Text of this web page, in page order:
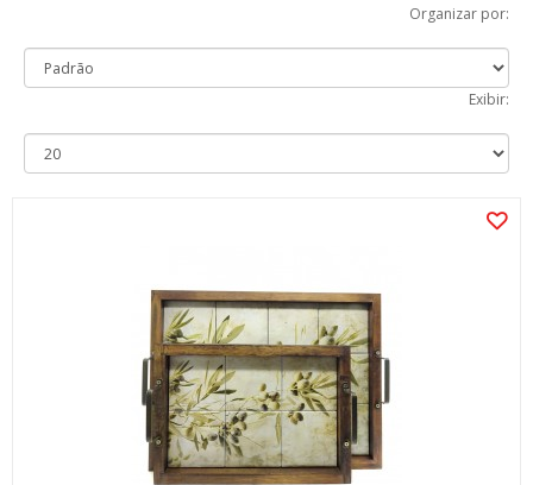
Organizar por:
Exibir: